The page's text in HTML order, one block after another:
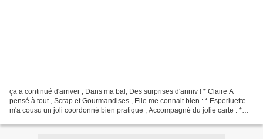
ça a continué d'arriver , Dans ma bal, Des surprises d'anniv ! * Claire A
pensé à tout , Scrap et Gourmandises , Elle me connait bien : * Esperluette
m'a cousu un joli coordonné bien pratique , Accompagné du jolie carte : *